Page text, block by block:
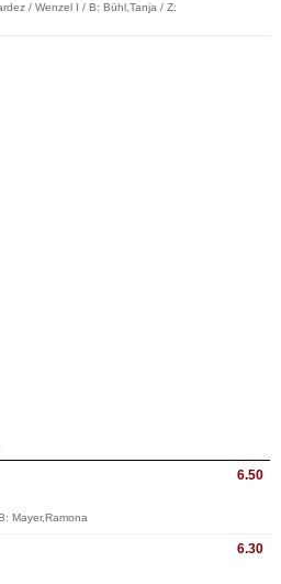
/ Wenzel I / B: Bühl,Tanja / Z:
6.50
Mayer,Ramona
6.30